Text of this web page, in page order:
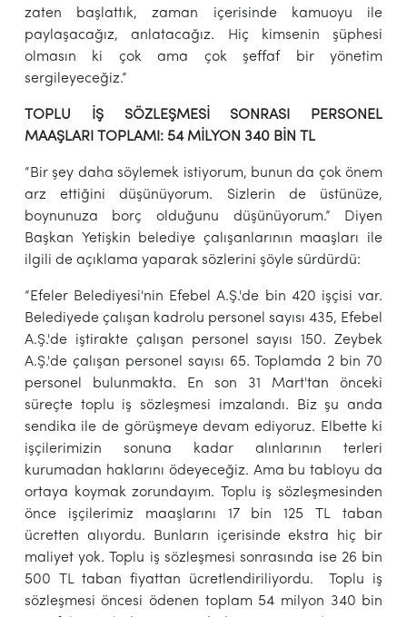
zaten başlattık, zaman içerisinde kamuoyu ile
paylaşacağız, anlatacağız. Hiç kimsenin şüphesi
olmasın ki çok ama çok şeffaf bir yönetim
sergileyeceğiz.”
TOPLU İŞ SÖZLEŞMESİ SONRASI PERSONEL
MAAŞLARI TOPLAMI: 54 MİLYON 340 BİN TL
“Bir şey daha söylemek istiyorum, bunun da çok önem
arz ettiğini düşünüyorum. Sizlerin de üstünüze,
boynunuza borç olduğunu düşünüyorum.” Diyen
Başkan Yetişkin belediye çalışanlarının maaşları ile
ilgili de açıklama yaparak sözlerini şöyle sürdürdü:
“Efeler Belediyesi'nin Efebel A.Ş.'de bin 420 işçisi var.
Belediyede çalışan kadrolu personel sayısı 435, Efebel
A.Ş.'de iştirakte çalışan personel sayısı 150. Zeybek
A.Ş.'de çalışan personel sayısı 65. Toplamda 2 bin 70
personel bulunmakta. En son 31 Mart'tan önceki
süreçte toplu iş sözleşmesi imzalandı. Biz şu anda
sendika ile de görüşmeye devam ediyoruz. Elbette ki
işçilerimizin sonuna kadar alınlarının terleri
kurumadan haklarını ödeyeceğiz. Ama bu tabloyu da
ortaya koymak zorundayım. Toplu iş sözleşmesinden
önce işçilerimiz maaşlarını 17 bin 125 TL taban
ücretten alıyordu. Bunların içerisinde ekstra hiç bir
maliyet yok. Toplu iş sözleşmesi sonrasında ise 26 bin
500 TL taban fiyattan ücretlendiriliyordu. Toplu iş
sözleşmesi öncesi ödenen toplam 54 milyon 340 bin